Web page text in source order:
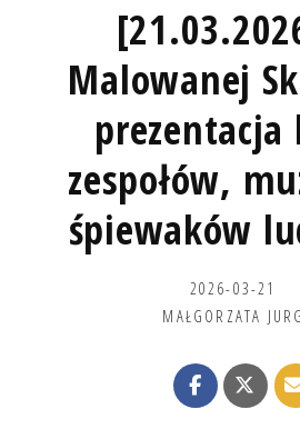
Malowanej
prezentacja
zespołów,
śpiewaków
2026-03-21
MAŁGORZATA